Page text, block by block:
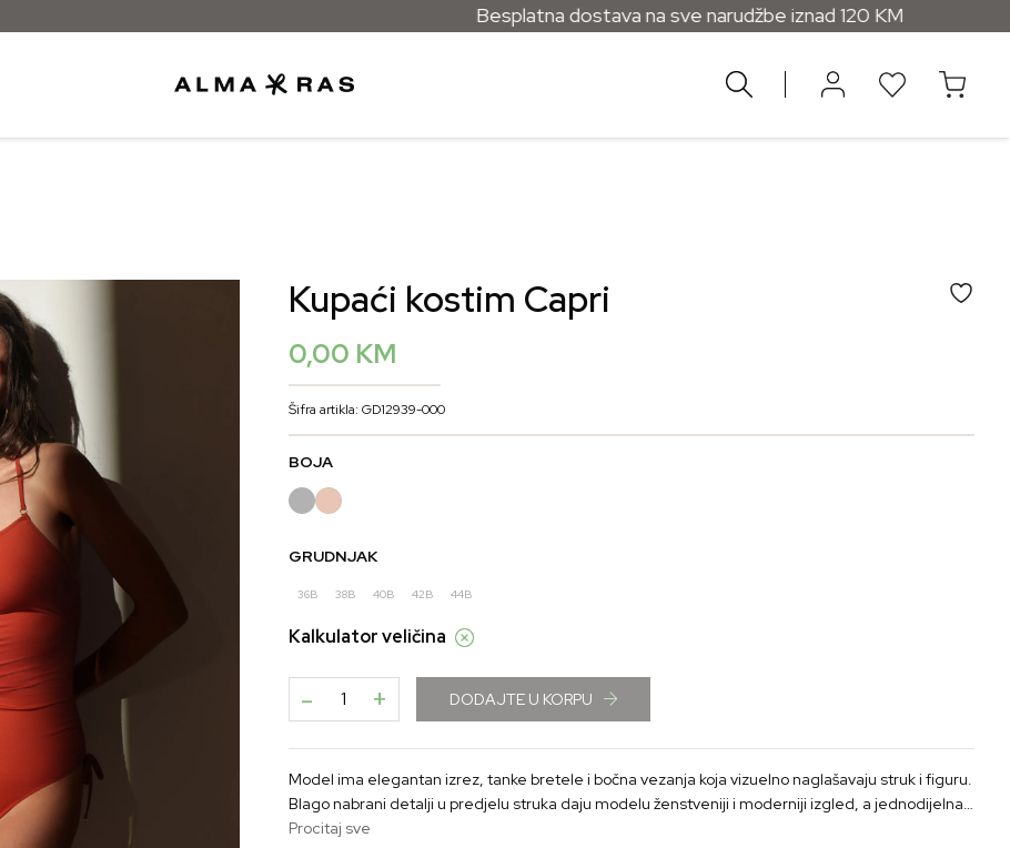
Besplatna dostava na sve narudžbe iznad 120 KM
Kupaći kostim Capri
0,00 KM
Šifra artikla: GD12939-000
BOJA
GRUDNJAK
36B 38B 40B 42B 44B
Kalkulator veličina
- + DODAJTE U KORPU
Model ima elegantan izrez, tanke bretele i bočna vezanja koja vizuelno naglašavaju struk i figuru.
Blago nabrani detalji u predjelu struka daju modelu ženstveniji i moderniji izgled, a jednodijelna
forma djeluje skladno, dotjerano i lako nosivo.
Procitaj sve